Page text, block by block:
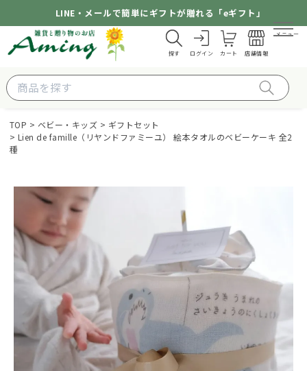
LINE・メールで簡単にギフトが贈れる「eギフト」
探す ログイン カート 店舗情報
メニュー
TOP ベビー・キッズ
ギフトセット
Lien de famille（リヤンドファミーユ） 絵本タオルのベビーケーキ 全2
種